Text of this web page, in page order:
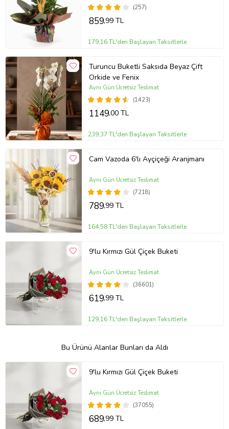
(257)
859,99 TL
179,16 TL'den Başlayan Taksitlerle
Turuncu Buketli Saksıda Beyaz Çift
Orkide ve Fenix
(1423)
Aynı Gün Ücretsiz Teslimat
1149,00 TL
239,37 TL'den Başlayan Taksitlerle
Cam Vazoda 6'lı Ayçiçeği Aranjmanı
(7218)
Aynı Gün Ücretsiz Teslimat
789,99 TL
164,58 TL'den Başlayan Taksitlerle
9'lu Kırmızı Gül Çiçek Buketi
(36601)
Aynı Gün Ücretsiz Teslimat
619,99 TL
129,16 TL'den Başlayan Taksitlerle
Bu Ürünü Alanlar Bunları da Aldı
9'lu Kırmızı Gül Çiçek Buketi
(37055)
Aynı Gün Ücretsiz Teslimat
689,99 TL